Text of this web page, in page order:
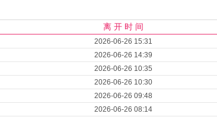
离 开 时 间
2026-06-26 15:31
2026-06-26 14:39
2026-06-26 10:35
2026-06-26 10:30
2026-06-26 09:48
2026-06-26 08:14